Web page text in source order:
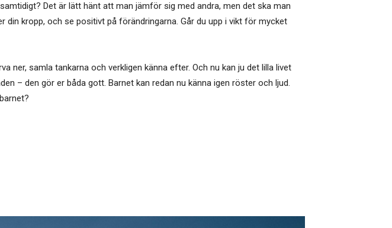
Det är lätt hänt att man jämför sig med andra, men det ska man
kropp, och se positivt på förändringarna. Går du upp i vikt för mycket
ner, samla tankarna och verkligen känna efter. Och nu kan ju det lilla livet
– den gör er båda gott. Barnet kan redan nu känna igen röster och ljud.